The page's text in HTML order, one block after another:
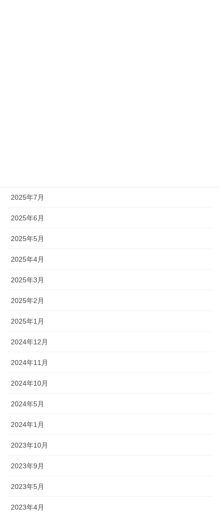
2025年7月
2025年6月
2025年5月
2025年4月
2025年3月
2025年2月
2025年1月
2024年12月
2024年11月
2024年10月
2024年5月
2024年1月
2023年10月
2023年9月
2023年5月
2023年4月